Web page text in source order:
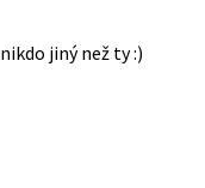
nikdo jiný než ty :)